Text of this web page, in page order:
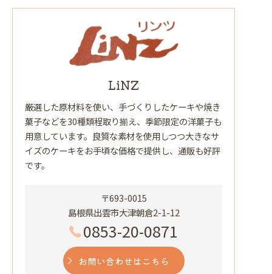
LiNZ
厳選した原材料を使い、手づくりしたケーキや焼き
菓子などを30種類程取り揃え、季節限定の洋菓子も
用意しています。良質な素材を使用しつつ大きなサ
イズのケーキをお手頃な価格で提供し、通販も好評
です。
〒693-0015
島根県出雲市大津朝倉2-1-12
0853-20-0871
お問い合わせはこちら